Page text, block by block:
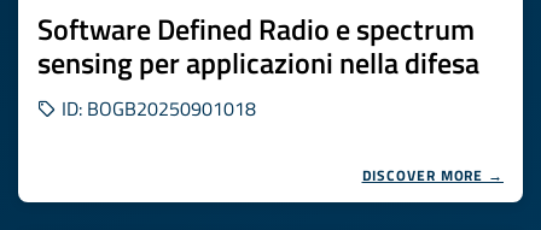
Software Defined Radio e spectrum
sensing per applicazioni nella difesa
ID: BOGB20250901018
DISCOVER MORE →